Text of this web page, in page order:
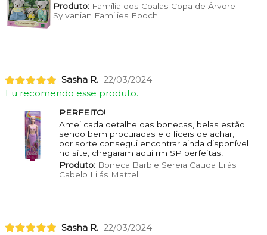
Produto:Família dos Coalas Copa de Árvore
Sylvanian Families Epoch
Sasha R. 22/03/2024
Eu recomendo esse produto.
PERFEITO!
Amei cada detalhe das bonecas, belas estão
sendo bem procuradas e difíceis de achar,
por sorte consegui encontrar ainda disponível
no site, chegaram aqui rm SP perfeitas!
Produto:Boneca Barbie Sereia Cauda Lilás
Cabelo Lilás Mattel
Sasha R. 22/03/2024